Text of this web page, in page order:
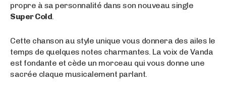
propre à sa personnalité dans son nouveau single
Super Cold.
Cette chanson au style unique vous donnera des ailes le
temps de quelques notes charmantes. La voix de Vanda
est fondante et cède un morceau qui vous donne une
sacrée claque musicalement parlant.